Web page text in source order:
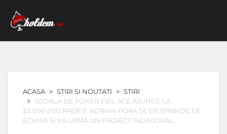
ACASA STIRI SI NOUTATI
STIRI
SCOALA DE POKER EVIL ACE AJUNGE LA
$3.000.000 PROFIT. ADRIAN PORA SE DESPRINDE DE
ECHIPA SI VA URMA UN PROIECT INDIVIDUAL